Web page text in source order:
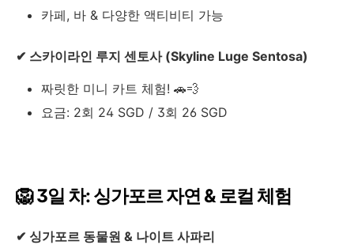
카페, 바 & 다양한 액티비티 가능
✔ 스카이라인 루지 센토사 (Skyline Luge Sentosa)
짜릿한 미니 카트 체험! 🚗💨
요금: 2회 24 SGD / 3회 26 SGD
🦁 3일 차: 싱가포르 자연 & 로컬 체험
✔ 싱가포르 동물원 & 나이트 사파리